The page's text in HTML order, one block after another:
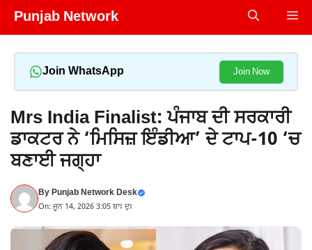
Skip
Punjab Network
Join WhatsApp Join Now
Mrs India Finalist: ਪੰਜਾਬ ਦੀ ਸਰਕਾਰੀ
ਡਾਕਟਰ ਨੇ ‘ਮਿਸਿਜ਼ ਇੰਡੀਆ’ ਦੇ ਟਾਪ-10 ‘ਚ
ਬਣਾਈ ਜਗ੍ਹਾ
ByPunjab Network Desk
On: ਜੂਨ 14, 2026 3:05 ਬਾਃ ਦੁਃ